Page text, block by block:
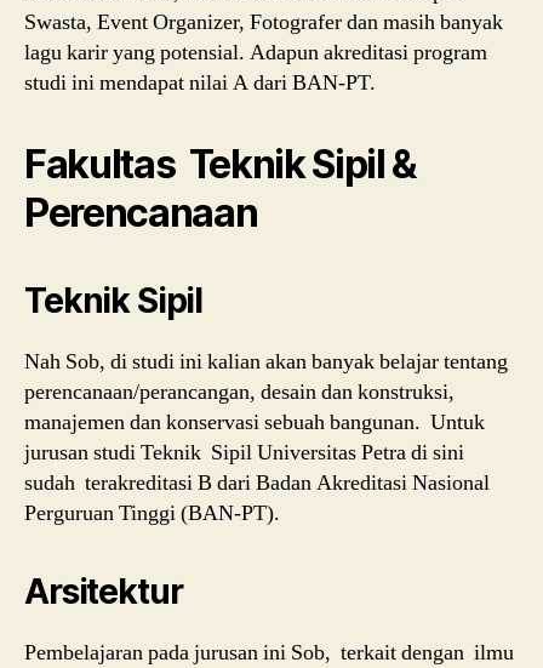
Swasta, Event Organizer, Fotografer dan masih banyak
lagu karir yang potensial. Adapun akreditasi program
studi ini mendapat nilai A dari BAN-PT.
Fakultas Teknik Sipil &
Perencanaan
Teknik Sipil
Nah Sob, di studi ini kalian akan banyak belajar tentang
perencanaan/perancangan, desain dan konstruksi,
manajemen dan konservasi sebuah bangunan. Untuk
jurusan studi Teknik Sipil Universitas Petra di sini
sudah terakreditasi B dari Badan Akreditasi Nasional
Perguruan Tinggi (BAN-PT).
Arsitektur
Pembelajaran pada jurusan ini Sob, terkait dengan ilmu